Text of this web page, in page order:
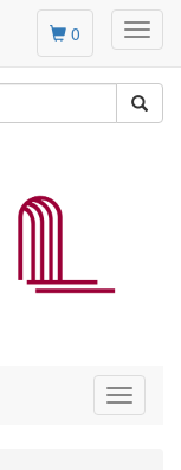
0
Toggle